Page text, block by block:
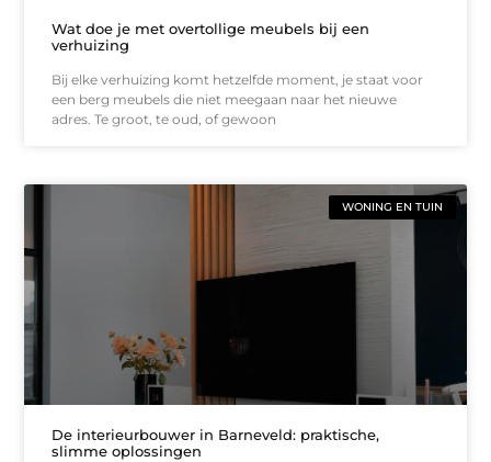
Wat doe je met overtollige meubels bij een
verhuizing
Bij elke verhuizing komt hetzelfde moment, je staat voor
een berg meubels die niet meegaan naar het nieuwe
adres. Te groot, te oud, of gewoon
WONING EN TUIN
De interieurbouwer in Barneveld: praktische,
slimme oplossingen